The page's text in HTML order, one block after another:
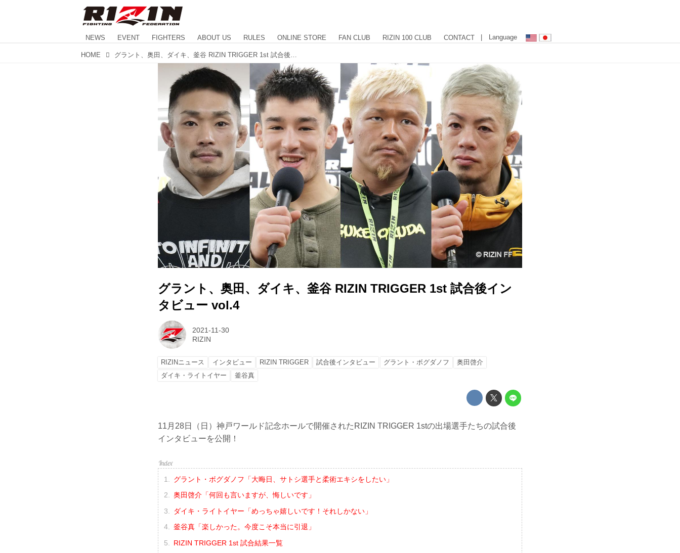
NEWS EVENT FIGHTERS ABOUT US RULES ONLINE STORE FAN CLUB RIZIN 100 CLUB CONTACT | Language
HOME
グラント、奥田、ダイキ、釜谷 RIZIN TRIGGER 1st 試合後イン
タビュー vol.4
2021-11-30
RIZIN
RIZINニュース インタビュー RIZIN TRIGGER 試合後インタビュー グラント・ボグダノフ
奥田啓介
ダイキ・ライトイヤー
釜谷真
11月28日（日）神戸ワールド記念ホールで開催されたRIZIN TRIGGER 1stの出場選手たちの試合後
インタビューを公開！
グラント・ボグダノフ「大晦日、サトシ選手と柔術エキシをしたい」
奥田啓介「何回も言いますが、悔しいです」
ダイキ・ライトイヤー「めっちゃ嬉しいです！それしかない」
釜谷真「楽しかった。今度こそ本当に引退」
RIZIN TRIGGER 1st 試合結果一覧